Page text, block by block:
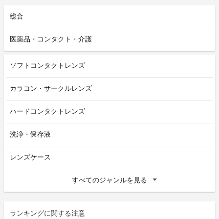
総合
医薬品・コンタクト・介護
ソフトコンタクトレンズ
カラコン・サークルレンズ
ハードコンタクトレンズ
洗浄・保存液
レンズケース
すべてのジャンルを見る
ランキングに関する注意